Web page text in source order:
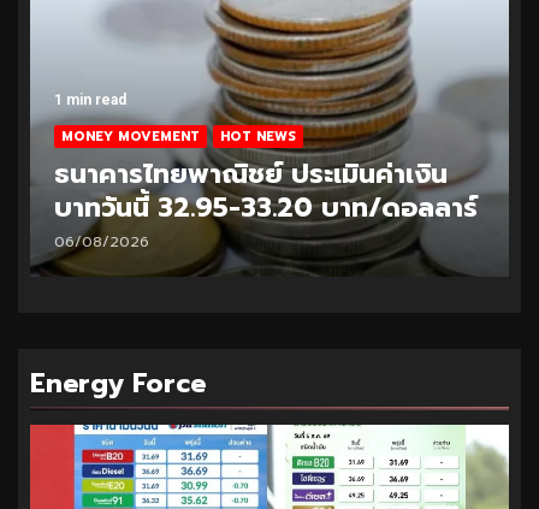
1 min read
MONEY MOVEMENT HOT NEWS
ธนาคารไทยพาณิชย์ ประเมินค่าเงิน
บาทวันนี้ 32.95-33.20 บาท/ดอลลาร์
06/08/2026
Energy Force